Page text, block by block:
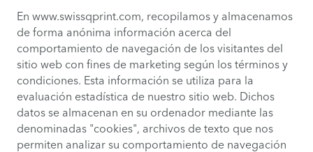
En www.swissqprint.com, recopilamos y almacenamos
de forma anónima información acerca del
comportamiento de navegación de los visitantes del
sitio web con fines de marketing según los términos y
condiciones. Esta información se utiliza para la
evaluación estadística de nuestro sitio web. Dichos
datos se almacenan en su ordenador mediante las
denominadas "cookies", archivos de texto que nos
permiten analizar su comportamiento de navegación